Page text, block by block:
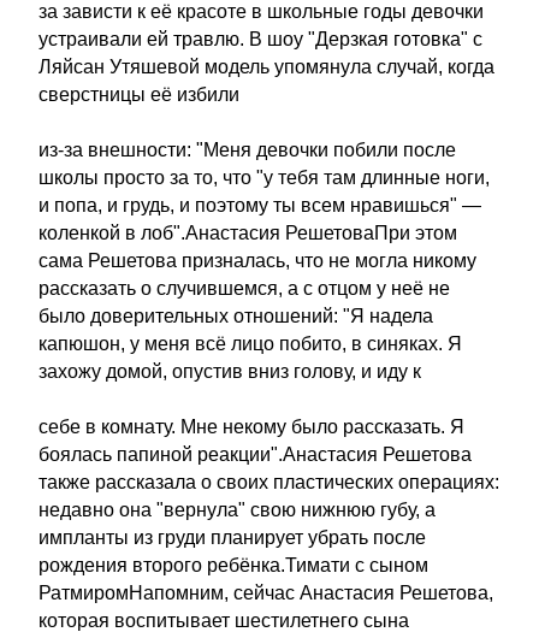
за зависти к её красоте в школьные годы девочки
устраивали ей травлю. В шоу "Дерзкая готовка" с
Ляйсан Утяшевой модель упомянула случай, когда
сверстницы её избили
из-за внешности: "Меня девочки побили после
школы просто за то, что "у тебя там длинные ноги,
и попа, и грудь, и поэтому ты всем нравишься" —
коленкой в лоб".Анастасия РешетоваПри этом
сама Решетова призналась, что не могла никому
рассказать о случившемся, а с отцом у неё не
было доверительных отношений: "Я надела
капюшон, у меня всё лицо побито, в синяках. Я
захожу домой, опустив вниз голову, и иду к
себе в комнату. Мне некому было рассказать. Я
боялась папиной реакции".Анастасия Решетова
также рассказала о своих пластических операциях:
недавно она "вернула" свою нижнюю губу, а
импланты из груди планирует убрать после
рождения второго ребёнка.Тимати с сыном
РатмиромНапомним, сейчас Анастасия Решетова,
которая воспитывает шестилетнего сына